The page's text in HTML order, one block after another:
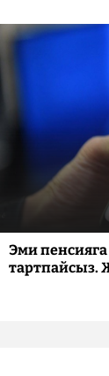
Эми
тартпайсыз.